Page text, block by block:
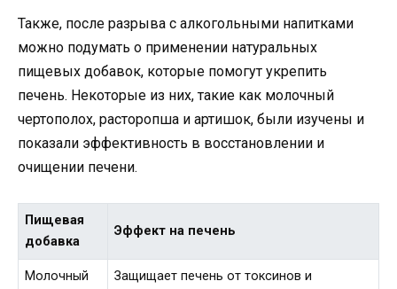
Также, после разрыва с алкогольными напитками
можно подумать о применении натуральных
пищевых добавок, которые помогут укрепить
печень. Некоторые из них, такие как молочный
чертополох, расторопша и артишок, были изучены и
показали эффективность в восстановлении и
очищении печени.
Пищевая
добавка
Эффект на печень
Молочный
Защищает печень от токсинов и